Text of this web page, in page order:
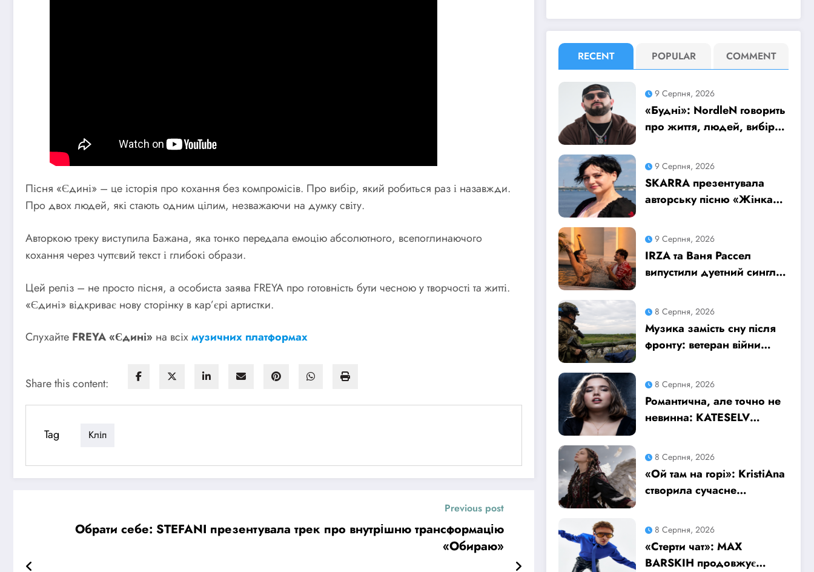
Пісня «Єдині» – це історія про кохання без компромісів. Про вибір, який робиться раз і назавжди.
Про двох людей, які стають одним цілим, незважаючи на думку світу.
Авторкою треку виступила Бажана, яка тонко передала емоцію абсолютного, всепоглинаючого
кохання через чуттєвий текст і глибокі образи.
Цей реліз – не просто пісня, а особиста заява FREYA про готовність бути чесною у творчості та житті.
«Єдині» відкриває нову сторінку в кар’єрі артистки.
Слухайте FREYA «Єдині» на всіхмузичних платформах
Share this content:
Tag Кліп
Previous post
Обрати себе: STEFANI презентувала трек про внутрішню трансформацію
«Обираю»
RECENT POPULAR COMMENT
9 Серпня, 2026
«Будні»: NordleN говорить
про життя, людей, вибір і
прикрас
9 Серпня, 2026
SKARRA презентувала
авторську пісню «Жінка»
української жінки
сьогодення
9 Серпня, 2026
IRZA та Ваня Рассел
випустили дуетний сингл
історію про почуття, які
неможливо зупинити
8 Серпня, 2026
Музика замість сну після
фронту: ветеран війни
безсоння на дебютний
альбом «Поетроніка»
8 Серпня, 2026
Романтична, але точно не
невинна: KATESELV
«Love Supplier»
8 Серпня, 2026
«Ой там на горі»: KristiAna
створила сучасне
української народної пісні
8 Серпня, 2026
«Стерти чат»: MAX
BARSKIH продовжує